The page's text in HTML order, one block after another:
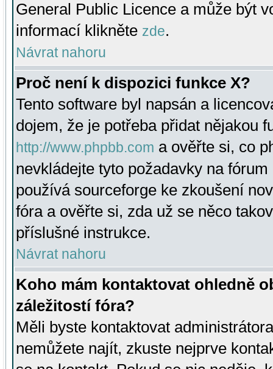
General Public Licence a může být
informací klikněte zde.
Návrat nahoru
Proč není k dispozici funkce X?
Tento software byl napsán a
dojem, že je potřeba přidat nějakou
http://www.phpbb.com a ověřte si, co
nevkládejte tyto požadavky na
používá sourceforge ke zkoušení
fóra a ověřte si, zda už se něco
příslušné instrukce.
Návrat nahoru
Koho mám kontaktovat ohledně
záležitostí fóra?
Měli byste kontaktovat
nemůžete najít, zkuste nejprve